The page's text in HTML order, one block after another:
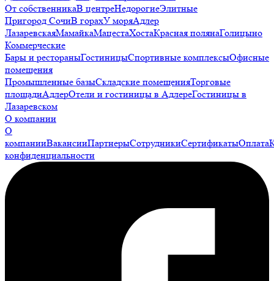
От собственникаВ центреНедорогиеЭлитные
Пригород СочиВ горахУ моряАдлер
ЛазаревскаяМамайкаМацестаХостаКрасная полянаГолицыно
Коммерческие
Бары и рестораныГостиницыСпортивные комплексыОфисные
помещения
Промышленные базыСкладские помещенияТорговые
площадиАдлерОтели и гостиницы в АдлереГостиницы в
Лазаревском
О компании
О
компанииВакансииПартнерыСотрудникиСертификатыОплата
конфиденциальности